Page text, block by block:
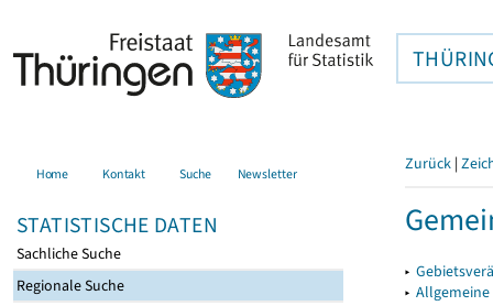
Home Kontakt Suche Newsletter
STATISTISCHE DATEN
Sachliche Suche
Regionale Suche
Zurück |
▸
▸